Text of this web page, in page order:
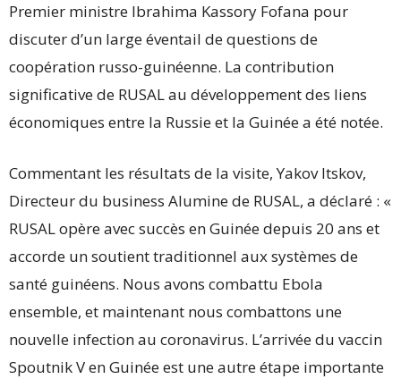
Premier ministre Ibrahima Kassory Fofana pour
discuter d’un large éventail de questions de
coopération russo-guinéenne. La contribution
significative de RUSAL au développement des liens
économiques entre la Russie et la Guinée a été notée.
Commentant les résultats de la visite, Yakov Itskov,
Directeur du business Alumine de RUSAL, a déclaré : «
RUSAL opère avec succès en Guinée depuis 20 ans et
accorde un soutient traditionnel aux systèmes de
santé guinéens. Nous avons combattu Ebola
ensemble, et maintenant nous combattons une
nouvelle infection au coronavirus. L’arrivée du vaccin
Spoutnik V en Guinée est une autre étape importante